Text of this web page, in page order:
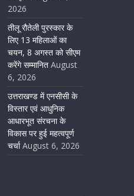
2026
तीलू रौतेली पुरस्कार के
लिए 13 महिलाओं का
चयन, 8 अगस्त को सीएम
करेंगे सम्मानित August
6, 2026
उत्तराखण्ड में एनसीसी के
विस्तार एवं आधुनिक
आधारभूत संरचना के
विकास पर हुई महत्वपूर्ण
चर्चा August 6, 2026